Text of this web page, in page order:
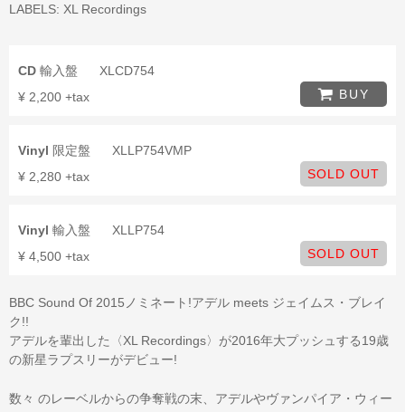
LABELS: XL Recordings
CD 輸入盤
XLCD754
¥ 2,200 +tax
BUY
Vinyl 限定盤
XLLP754VMP
¥ 2,280 +tax
SOLD OUT
Vinyl 輸入盤
XLLP754
¥ 4,500 +tax
SOLD OUT
BBC Sound Of 2015ノミネート!アデル meets ジェイムス・ブレイ
ク!!
アデルを輩出した〈XL Recordings〉が2016年大プッシュする19歳
の新星ラプスリーがデビュー!
数々 のレーベルからの争奪戦の末、アデルやヴァンパイア・ウィー